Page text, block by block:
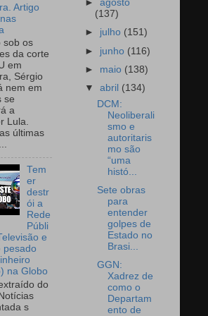
Artigo
sob os
da corte
em
Sérgio
nem em
se
a
Lula.
últimas
Tem
er
destr
ói a
Rede
Públi
e
pesado
na Globo
do
s
►agosto
(137)
► julho (151)
► junho (116)
► maio (138)
▼abril (134)
DCM:
Neoliberali
smo e
autoritaris
mo são
“uma
histó...
Sete obras
para
entender
golpes de
Estado no
Brasi...
GGN:
Xadrez de
como o
Departam
ento de